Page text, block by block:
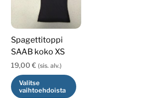
Spagettitoppi
SAAB koko XS
19,00€ (sis. alv.)
Valitse
vaihtoehdoista